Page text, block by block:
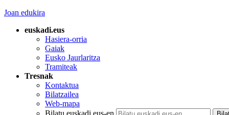
Joan edukira
euskadi.eus
Hasiera-orria
Gaiak
Eusko Jaurlaritza
Tramiteak
Tresnak
Kontaktua
Bilatzailea
Web-mapa
Bilatu euskadi.eus-en